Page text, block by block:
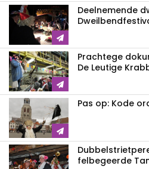
Deelnemende
Prachtege
De Leutige
Pas op: Kode
felbegeerde